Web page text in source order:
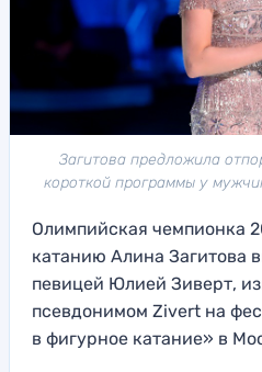
Загитова предложила
короткой программы у
Олимпийская чемпионка
катанию Алина Загитова
певицей Юлией Зиверт,
псевдонимом Zivert на
в фигурное катание» в